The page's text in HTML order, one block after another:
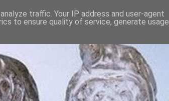
traffic. Your IP address and user-agent
to ensure quality of service, generate usage